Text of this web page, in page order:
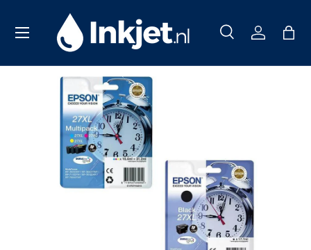
Ga naar inhoud
Zoeken
Zoeken
ZoekenInloggen
Tas
Menu